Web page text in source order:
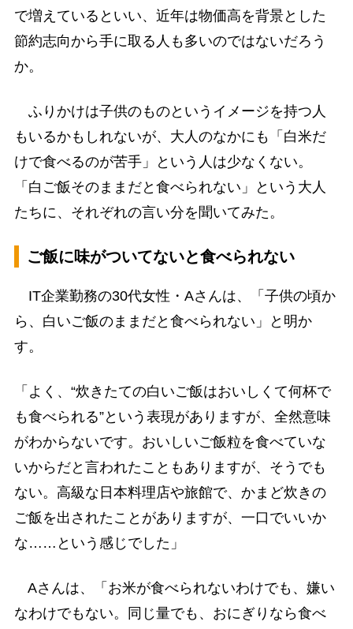
で増えているといい、近年は物価高を背景とした
節約志向から手に取る人も多いのではないだろう
か。
ふりかけは子供のものというイメージを持つ人
もいるかもしれないが、大人のなかにも「白米だ
けで食べるのが苦手」という人は少なくない。
「白ご飯そのままだと食べられない」という大人
たちに、それぞれの言い分を聞いてみた。
ご飯に味がついてないと食べられない
IT企業勤務の30代女性・Aさんは、「子供の頃か
ら、白いご飯のままだと食べられない」と明か
す。
「よく、“炊きたての白いご飯はおいしくて何杯で
も食べられる”という表現がありますが、全然意味
がわからないです。おいしいご飯粒を食べていな
いからだと言われたこともありますが、そうでも
ない。高級な日本料理店や旅館で、かまど炊きの
ご飯を出されたことがありますが、一口でいいか
な……という感じでした」
Aさんは、「お米が食べられないわけでも、嫌い
なわけでもない。同じ量でも、おにぎりなら食べ